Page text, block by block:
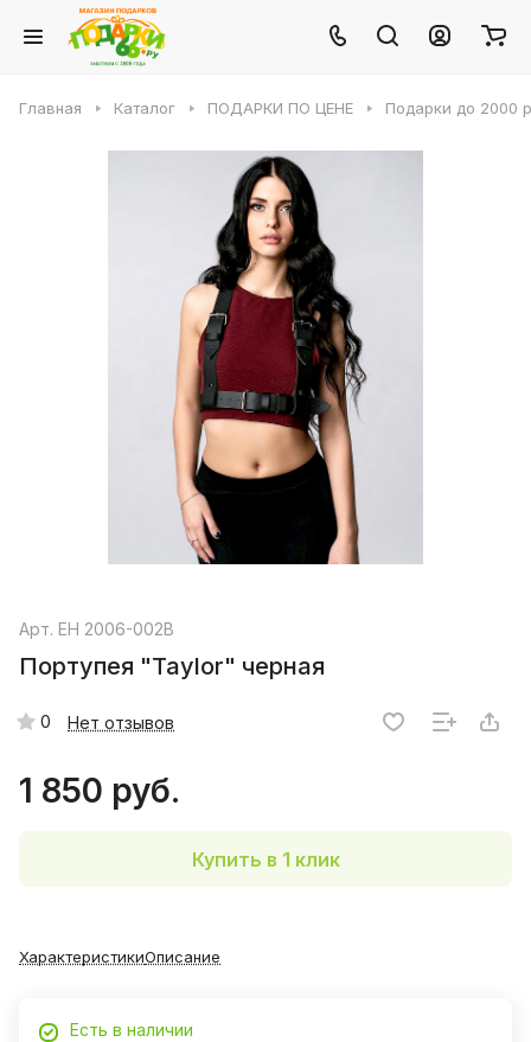
Главная Каталог ПОДАРКИ ПО ЦЕНЕ Подарки до 2000
Арт. EH 2006-002B
Портупея "Taylor" черная
0 Нет отзывов
1 850 руб.
Купить в 1 клик
ХарактеристикиОписание
Есть в наличии